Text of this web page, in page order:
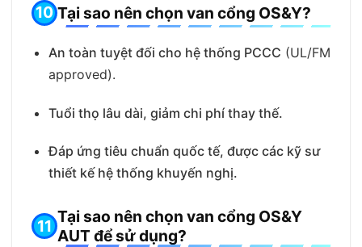
Tại sao nên chọn van cổng OS&Y?
An toàn tuyệt đối cho hệ thống PCCC (UL/FM
approved).
Tuổi thọ lâu dài, giảm chi phí thay thế.
Đáp ứng tiêu chuẩn quốc tế, được các kỹ sư
thiết kế hệ thống khuyến nghị.
Tại sao nên chọn van cổng OS&Y
AUT để sử dụng?